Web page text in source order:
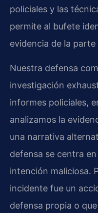
policiales y las
permite al bufete
evidencia de la parte
Nuestra defensa
investigación
informes policiales,
analizamos la
una narrativa
defensa se centra
intención maliciosa.
incidente fue un
defensa propia o